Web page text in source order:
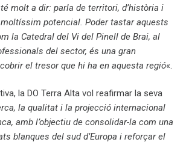
molt a dir: parla de territori, d’història i
moltíssim potencial. Poder tastar aquests
la Catedral del Vi del Pinell de Brai, al
del sector, és una gran
el tresor que hi ha en aquesta regió«.
la DO Terra Alta vol reafirmar la seva
la qualitat i la projecció internacional
amb l’objectiu de consolidar-la com una
blanques del sud d’Europa i reforçar el